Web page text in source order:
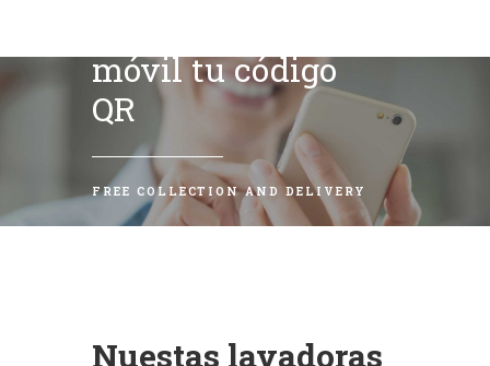
móvil tu código
QR
FREE COLLECTION AND DELIVERY
Nuestas lavadoras